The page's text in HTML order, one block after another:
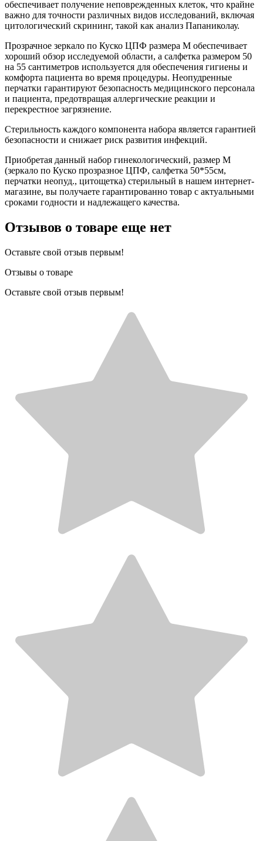
обеспечивает получение неповрежденных клеток, что крайне
важно для точности различных видов исследований, включая
цитологический скрининг, такой как анализ Папаниколау.
Прозрачное зеркало по Куско ЦПФ размера M обеспечивает
хороший обзор исследуемой области, а салфетка размером 50
на 55 сантиметров используется для обеспечения гигиены и
комфорта пациента во время процедуры. Неопудренные
перчатки гарантируют безопасность медицинского персонала
и пациента, предотвращая аллергические реакции и
перекрестное загрязнение.
Стерильность каждого компонента набора является гарантией
безопасности и снижает риск развития инфекций.
Приобретая данный набор гинекологический, размер M
(зеркало по Куско прозразное ЦПФ, салфетка 50*55см,
перчатки неопуд., цитощетка) стерильный в нашем интернет-
магазине, вы получаете гарантированно товар с актуальными
сроками годности и надлежащего качества.
Отзывов о товаре еще нет
Оставьте свой отзыв первым!
Отзывы о товаре
Оставьте свой отзыв первым!